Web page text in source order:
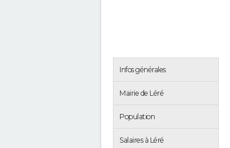
Infos générales
Mairie de Léré
Population
Salaires à Léré